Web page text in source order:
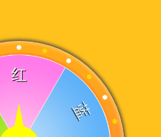
红
蓝